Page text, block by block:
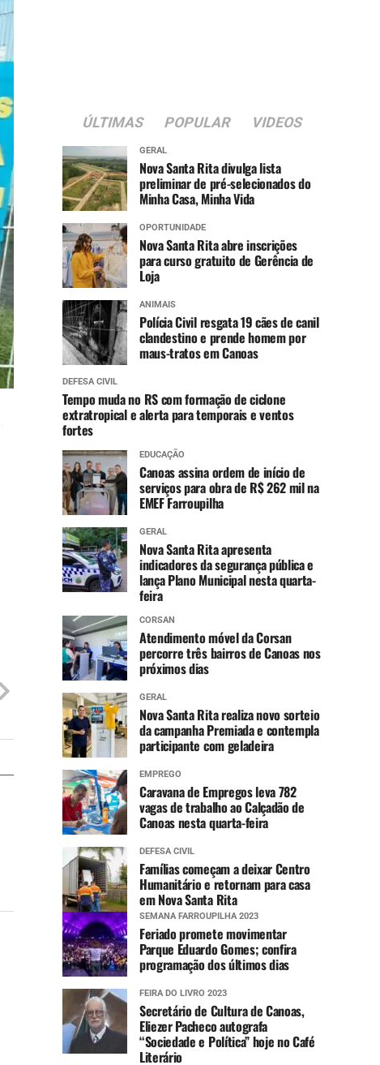
ÚLTIMAS POPULAR VIDEOS
GERAL
Nova Santa Rita divulga lista
preliminar de pré-selecionados do
Minha Casa, Minha Vida
OPORTUNIDADE
Nova Santa Rita abre inscrições
para curso gratuito de Gerência de
Loja
ANIMAIS
Polícia Civil resgata 19 cães de canil
clandestino e prende homem por
maus-tratos em Canoas
DEFESA CIVIL
Tempo muda no RS com formação de ciclone
extratropical e alerta para temporais e ventos
fortes
EDUCAÇÃO
Canoas assina ordem de início de
serviços para obra de R$ 262 mil na
EMEF Farroupilha
GERAL
Nova Santa Rita apresenta
indicadores da segurança pública e
lança Plano Municipal nesta quarta-
feira
CORSAN
Atendimento móvel da Corsan
percorre três bairros de Canoas nos
próximos dias
GERAL
Nova Santa Rita realiza novo sorteio
da campanha Premiada e contempla
participante com geladeira
EMPREGO
Caravana de Empregos leva 782
vagas de trabalho ao Calçadão de
Canoas nesta quarta-feira
DEFESA CIVIL
Famílias começam a deixar Centro
Humanitário e retornam para casa
em Nova Santa Rita
SEMANA FARROUPILHA 2023
Feriado promete movimentar
Parque Eduardo Gomes; confira
programação dos últimos dias
FEIRA DO LIVRO 2023
Secretário de Cultura de Canoas,
Eliezer Pacheco autografa
“Sociedade e Política” hoje no Café
Literário